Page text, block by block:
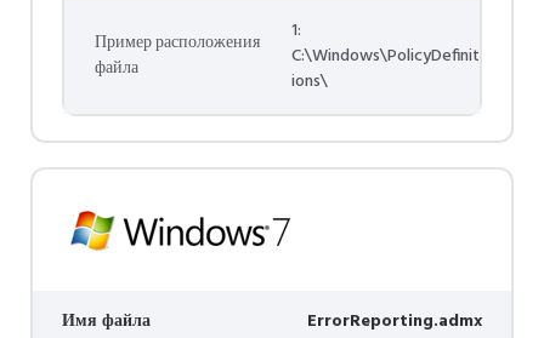
Пример расположения
файла
1:
C:\Windows\PolicyDefinit
ions\
Имя файла ErrorReporting.admx